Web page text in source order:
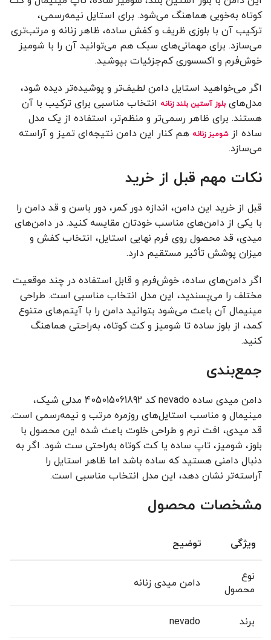
کوتاه به‌خوبی هماهنگ می‌شود. برای استایل نیمه‌رسمی،
ترکیب آن با بلوزی ظریف و کفش ساده، ظاهر زنانه و مرتب‌تری
می‌سازد. برای مهمانی‌های سبک هم می‌توانید آن را با شومیز
خوش‌فرم و اکسسوری کم‌جزئیات بپوشید.
اگر می‌خواهید استایل دامن لطیف‌تر و پوشیده‌تر دیده شود،
مدل‌های بلوز آستین بلند زنانه انتخاب مناسبی برای ترکیب با آن
هستند. برای ظاهر رسمی‌تر و منظم‌تر، استفاده از یک مدل
ساده از شومیز زنانه هم کنار این دامن نتیجه‌ای تمیز و آراسته
می‌سازد.
نکات مهم قبل از خرید
قبل از خرید این دامن، اندازه دور کمر، دور باسن و قد دامن را
با یکی از دامن‌های مناسب خودتان مقایسه کنید. در دامن‌های
میدی، قد محصول روی فرم نهایی استایل، انتخاب کفش و
میزان پوشش تأثیر مستقیم دارد.
اگر دامن‌های ساده، خوش‌فرم و قابل استفاده در چند موقعیت
مختلف را می‌پسندید، این مدل انتخاب مناسبی است. طراحی
مینیمال آن باعث می‌شود بتوانید دامن را با آیتم‌های متنوع
کمد، از بلوز ساده تا شومیز و کت کوتاه، به‌راحتی هماهنگ
کنید.
جمع‌بندی
دامن میدی ساده nevado کد 405015061892 مدلی شیک،
مینیمال و مناسب استایل‌های روزمره مرتب و نیمه‌رسمی است.
قد میدی، افت نرم و طراحی خلوت باعث شده این محصول با
بلوز، شومیز، تاپ ساده یا کت کوتاه به‌راحتی ست شود. اگر به
دنبال دامنی هستید که ساده باشد اما ظاهر استایل را
آراسته‌تر نشان دهد، این مدل انتخاب مناسبی است.
مشخصات محصول
ویژگی توضیح
نوع
محصول
دامن میدی زنانه
برند nevado